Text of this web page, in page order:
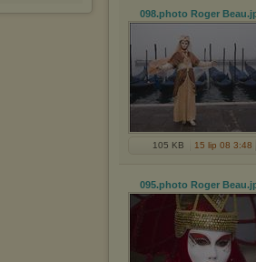
098.photo Roger Beau
105 KB 15 lip 08 3:48
095.photo Roger Beau